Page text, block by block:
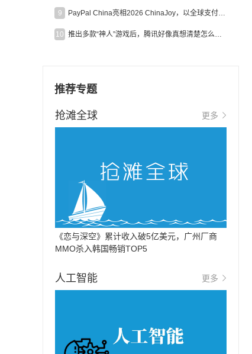
9 PayPal China亮相2026 ChinaJoy，以全球支付能力助力中国游戏企业深化全球运营
10 推出多款“神人”游戏后，腾讯好像真想清楚怎么做二次元了
推荐专题
抢滩全球 更多
《恋与深空》累计收入破5亿美元，广州厂商
MMO杀入韩国畅销TOP5
人工智能 更多